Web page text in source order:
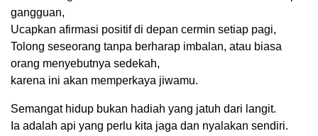
gangguan,
Ucapkan afirmasi positif di depan cermin setiap pagi,
Tolong seseorang tanpa berharap imbalan, atau biasa
orang menyebutnya sedekah,
karena ini akan memperkaya jiwamu.
Semangat hidup bukan hadiah yang jatuh dari langit.
Ia adalah api yang perlu kita jaga dan nyalakan sendiri.